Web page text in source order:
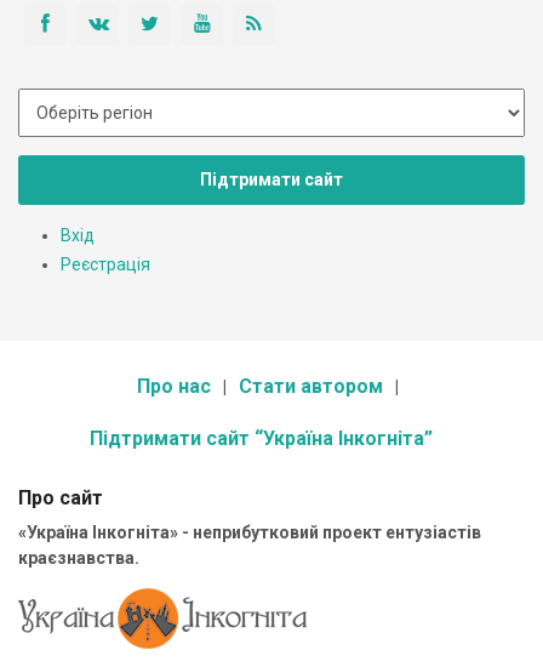
Підтримати сайт
Вхід
Реєстрація
Про нас Стати автором
Підтримати сайт “Україна Інкогніта”
Про сайт
«Україна Інкогніта» - неприбутковий проект ентузіастів
краєзнавства.